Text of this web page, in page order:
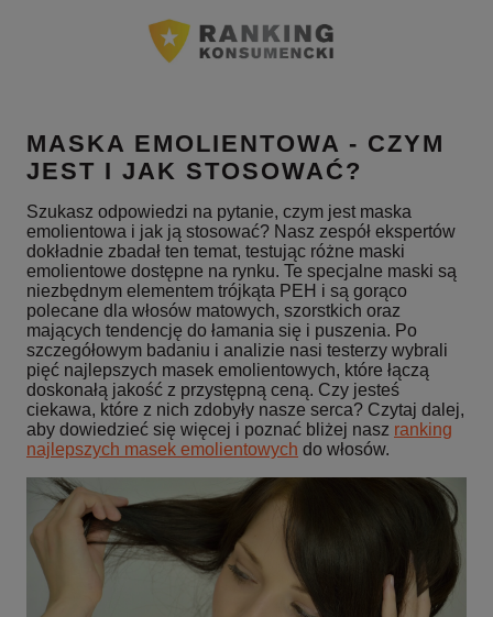
MASKA EMOLIENTOWA - CZYM
JEST I JAK STOSOWAĆ?
Szukasz odpowiedzi na pytanie, czym jest maska
emolientowa i jak ją stosować? Nasz zespół ekspertów
dokładnie zbadał ten temat, testując różne maski
emolientowe dostępne na rynku. Te specjalne maski są
niezbędnym elementem trójkąta PEH i są gorąco
polecane dla włosów matowych, szorstkich oraz
mających tendencję do łamania się i puszenia. Po
szczegółowym badaniu i analizie nasi testerzy wybrali
pięć najlepszych masek emolientowych, które łączą
doskonałą jakość z przystępną ceną. Czy jesteś
ciekawa, które z nich zdobyły nasze serca? Czytaj dalej,
aby dowiedzieć się więcej i poznać bliżej nasz ranking
najlepszych masek emolientowych do włosów.